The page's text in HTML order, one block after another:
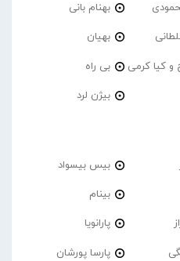
بهنام بانی
بهیان
و کیا کرمی بی راه
بیژن لرد
بیس بیسواد
بینام
پارانویا
پارسا پورشان